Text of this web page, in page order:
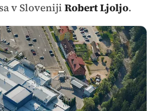
v Sloveniji Robert Ljoljo.